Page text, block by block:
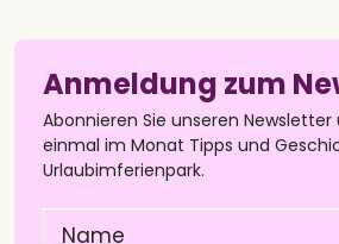
Anmeldung zum
Abonnieren Sie unseren
einmal im Monat Tipps und
Urlaubimferienpark.
Name